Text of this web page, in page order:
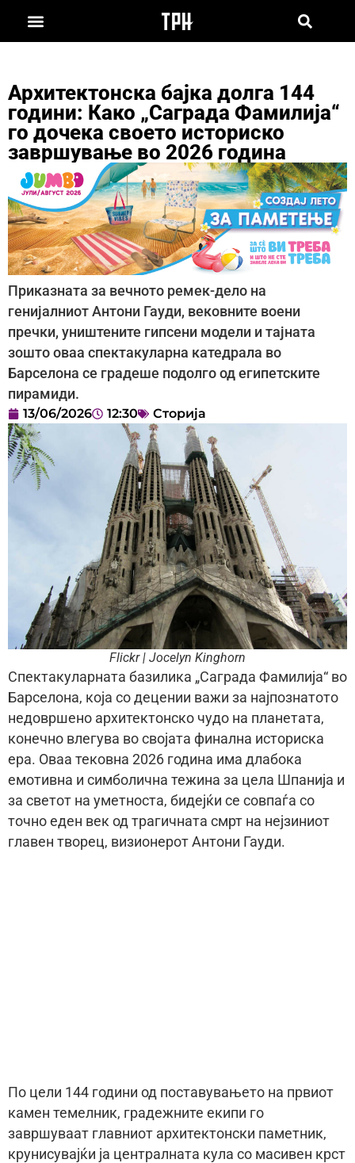
Архитектонска бајка долга 144
години: Како „Саграда Фамилија“
го дочека своето историско
завршување во 2026 година
Приказната за вечното ремек-дело на
генијалниот Антони Гауди, вековните воени
пречки, уништените гипсени модели и тајната
зошто оваа спектакуларна катедрала во
Барселона се градеше подолго од египетските
пирамиди.
13/06/2026 12:30 Сторија
Flickr | Jocelyn Kinghorn
Спектакуларната базилика „Саграда Фамилија“ во
Барселона, која со децении важи за најпознатото
недовршено архитектонско чудо на планетата,
конечно влегува во својата финална историска
ера. Оваа тековна 2026 година има длабока
емотивна и симболична тежина за цела Шпанија и
за светот на уметноста, бидејќи се совпаѓа со
точно еден век од трагичната смрт на нејзиниот
главен творец, визионерот Антони Гауди.
По цели 144 години од поставувањето на првиот
камен темелник, градежните екипи го
завршуваат главниот архитектонски паметник,
крунисувајќи ја централната кула со масивен крст